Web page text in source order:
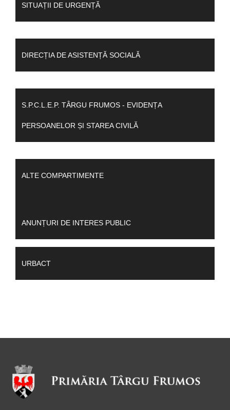
SITUAȚII DE URGENȚĂ
DIRECȚIA DE ASISTENȚĂ SOCIALĂ
S.P.C.L.E.P. TÂRGU FRUMOS - EVIDENȚA
PERSOANELOR ȘI STAREA CIVILĂ
ALTE COMPARTIMENTE
ANUNȚURI DE INTERES PUBLIC
URBACT